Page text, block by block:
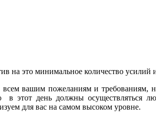
на это минимальное количество
вашим пожеланиям и требованиям,
этот день должны осуществляться
для вас на самом высоком уровне.